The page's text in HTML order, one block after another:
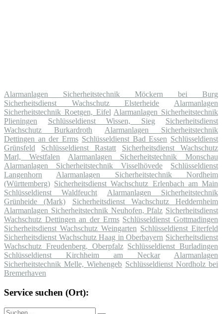
Alarmanlagen Sicherheitstechnik Möckern bei Burg
Sicherheitsdienst Wachschutz Elsterheide
Alarmanlagen
Sicherheitstechnik Roetgen, Eifel Alarmanlagen Sicherheitstechnik
Plieningen
Schlüsseldienst Wissen, Sieg
Sicherheitsdienst
Wachschutz Burkardroth
Alarmanlagen Sicherheitstechnik
Dettingen an der Erms Schlüsseldienst Bad Essen Schlüsseldienst
Grünsfeld
Schlüsseldienst Rastatt
Sicherheitsdienst Wachschutz
Marl, Westfalen
Alarmanlagen Sicherheitstechnik Monschau
Alarmanlagen Sicherheitstechnik Visselhövede
Schlüsseldienst
Langenhorn
Alarmanlagen Sicherheitstechnik Nordheim
(Württemberg) Sicherheitsdienst Wachschutz Erlenbach am Main
Schlüsseldienst Waldfeucht
Alarmanlagen Sicherheitstechnik
Grünheide (Mark)
Sicherheitsdienst Wachschutz Heddernheim
Alarmanlagen Sicherheitstechnik Neuhofen, Pfalz Sicherheitsdienst
Wachschutz Dettingen an der Erms Schlüsseldienst Gottmadingen
Sicherheitsdienst Wachschutz Weingarten Schlüsseldienst Eiterfeld
Sicherheitsdienst Wachschutz Haag in Oberbayern Sicherheitsdienst
Wachschutz Freudenberg, Oberpfalz Schlüsseldienst Burladingen
Schlüsseldienst Kirchheim am Neckar
Alarmanlagen
Sicherheitstechnik Melle, Wiehengeb Schlüsseldienst Nordholz bei
Bremerhaven
Service suchen (Ort):
Suche